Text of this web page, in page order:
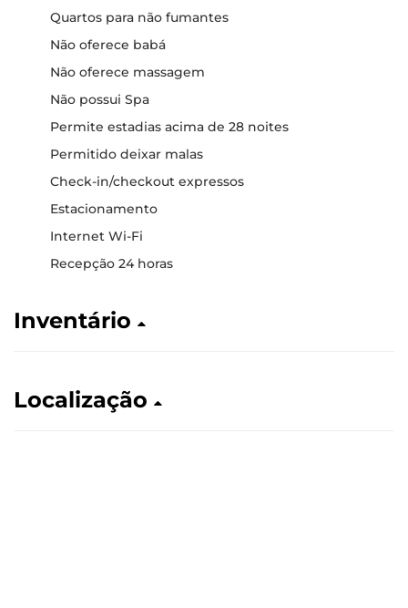
Quartos para não fumantes
Não oferece babá
Não oferece massagem
Não possui Spa
Permite estadias acima de 28 noites
Permitido deixar malas
Check-in/checkout expressos
Estacionamento
Internet Wi-Fi
Recepção 24 horas
Inventário
Localização